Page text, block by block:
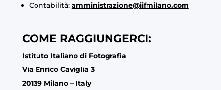
Contabilità: amministrazione@iifmilano.com
COME RAGGIUNGERCI:
Istituto Italiano di Fotografia
Via Enrico Caviglia 3
20139 Milano – Italy